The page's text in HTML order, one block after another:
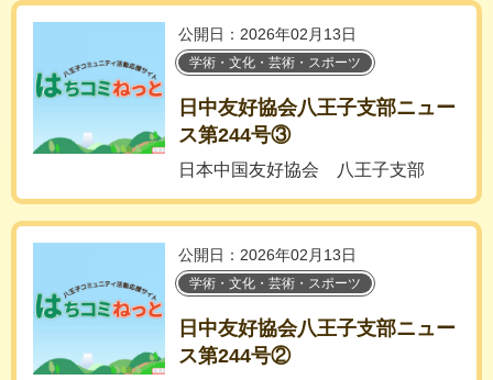
公開日：2026年02月13日
学術・文化・芸術・スポーツ
日中友好協会八王子支部ニュー
ス第244号③
日本中国友好協会 八王子支部
公開日：2026年02月13日
学術・文化・芸術・スポーツ
日中友好協会八王子支部ニュー
ス第244号②